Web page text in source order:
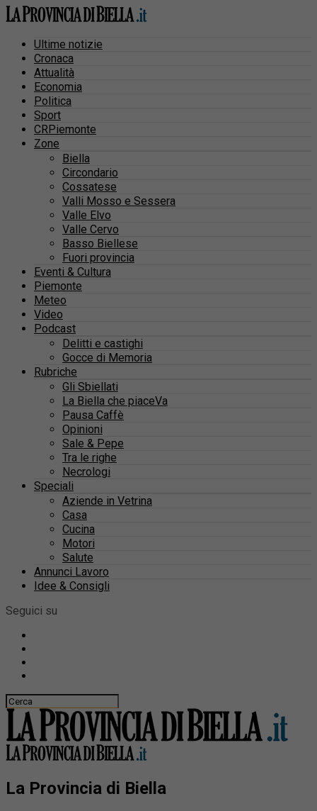
Ultime notizie
Cronaca
Attualità
Economia
Politica
Sport
CRPiemonte
Zone
Biella
Circondario
Cossatese
Valli Mosso e Sessera
Valle Elvo
Valle Cervo
Basso Biellese
Fuori provincia
Eventi & Cultura
Piemonte
Meteo
Video
Podcast
Delitti e castighi
Gocce di Memoria
Rubriche
Gli Sbiellati
La Biella che piaceVa
Pausa Caffè
Opinioni
Sale & Pepe
Tra le righe
Necrologi
Speciali
Aziende in Vetrina
Casa
Cucina
Motori
Salute
Annunci Lavoro
Idee & Consigli
Seguici su
La Provincia di Biella